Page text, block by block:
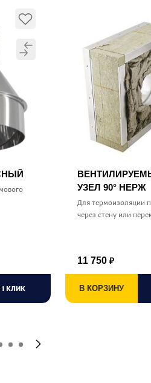
КЛИК
УЗЕЛ 90° НЕРЖ
Для термоизоляции
через стену или
11 750 ₽
В КОРЗИНУ